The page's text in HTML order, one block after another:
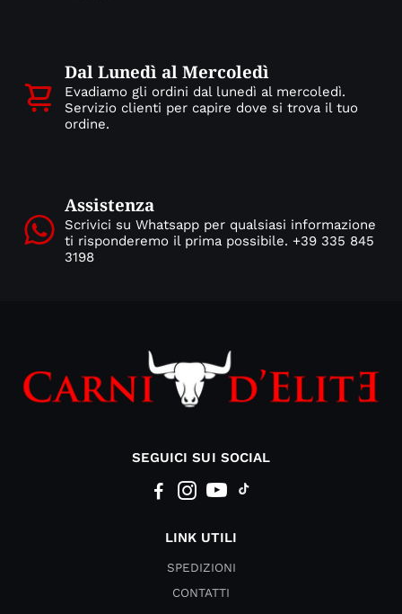
Dal Lunedì al Mercoledì
Evadiamo gli ordini dal lunedì al mercoledì.
Servizio clienti per capire dove si trova il tuo
ordine.
Assistenza
Scrivici su Whatsapp per qualsiasi informazione
ti risponderemo il prima possibile. +39 335 845
3198
SEGUICI SUI SOCIAL
LINK UTILI
SPEDIZIONI
CONTATTI